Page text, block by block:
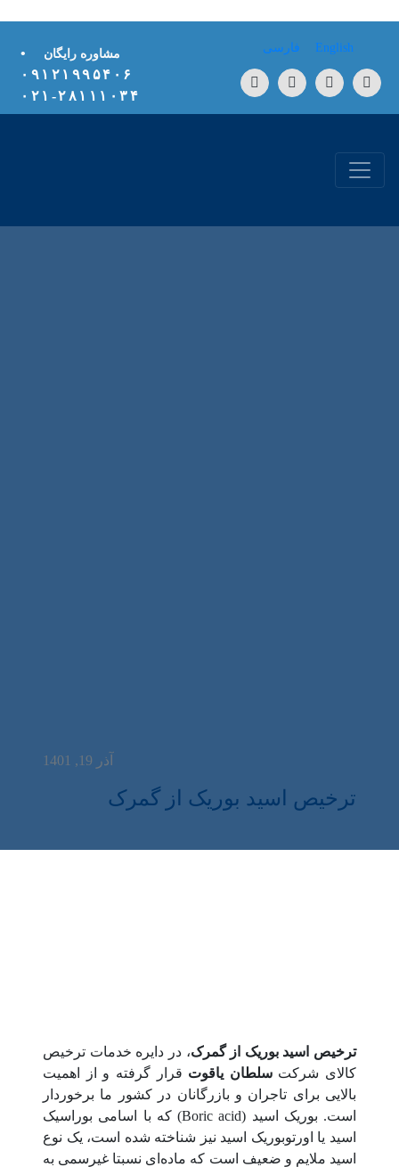
English فارسی مشاوره رایگان
•
۰۹۱۲۱۹۹۵۴۰۶
۲۸۱۱۱۰۳۴-۰۲۱
آذر 19, 1401
ترخیص اسید بوریک از گمرک
ترخیص اسید بوریک از گمرک، در دایره خدمات ترخیص
کالای شرکتسلطان یاقوت قرار گرفته و از اهمیت
بالایی برای تاجران و بازرگانان در کشور ما برخوردار
است. بوریک اسید (Boric acid) که با اسامی بوراسیک
اسید یا اورتوبوریک اسید نیز شناخته شده است، یک نوع
اسید ملایم و ضعیف است که ماده‌ای نسبتا غیرسمی به